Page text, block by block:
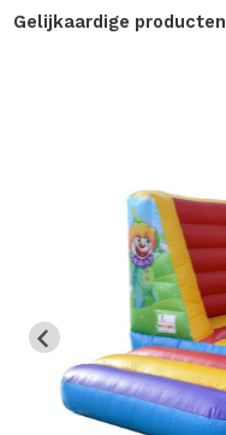
Gelijkaardige producten